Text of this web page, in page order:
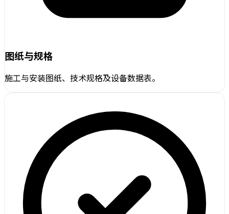
图纸与规格
施工与安装图纸、技术规格及设备数据表。